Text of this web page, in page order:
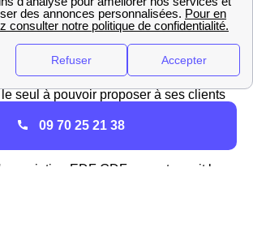
à Argancy
GDF-Suez), est un acteur majeur
(57640) comme dans toute la
est le fournisseur historique de gaz
seul à pouvoir proposer à ses clients
EDF GDF se partageait la
09 70 25 21 38